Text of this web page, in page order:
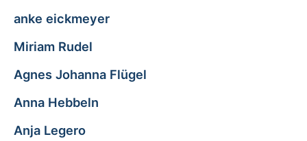
anke eickmeyer
Miriam Rudel
Agnes Johanna Flügel
Anna Hebbeln
Anja Legero